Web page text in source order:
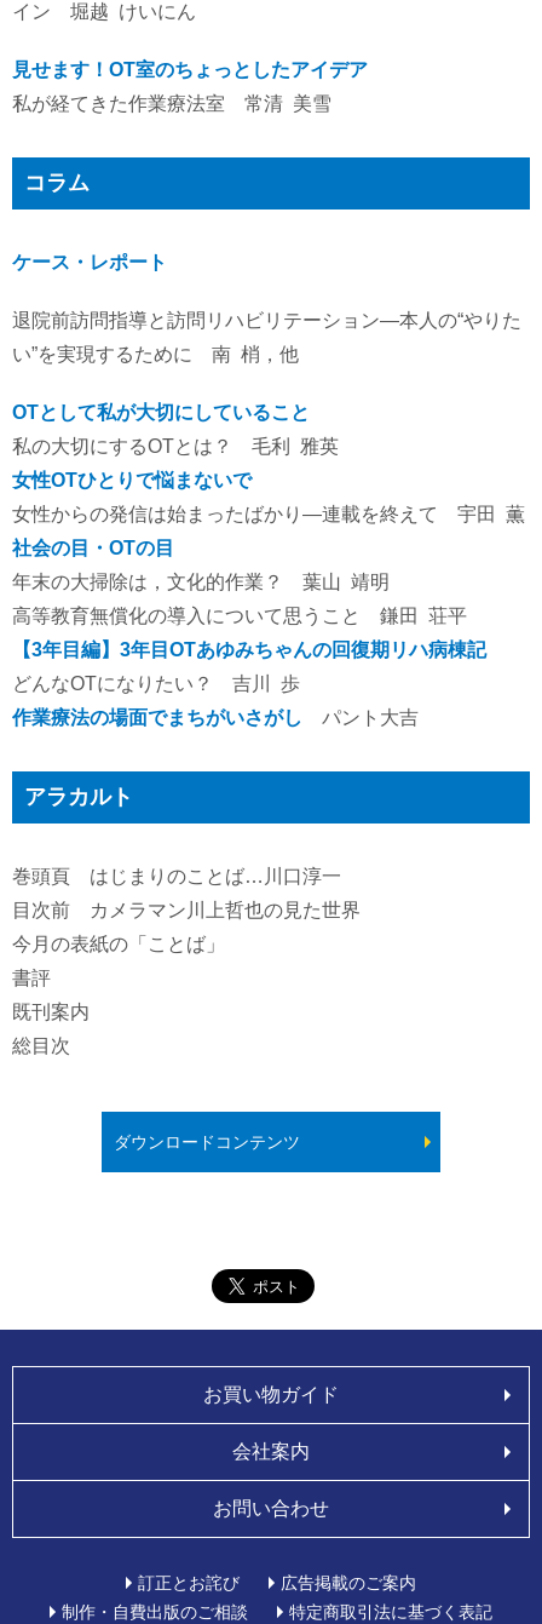
イン 堀越 けいにん
見せます！OT室のちょっとしたアイデア
私が経てきた作業療法室 常清 美雪
コラム
ケース・レポート
退院前訪問指導と訪問リハビリテーション―本人の“やりた
い”を実現するために 南 梢，他
OTとして私が大切にしていること
私の大切にするOTとは？ 毛利 雅英
女性OTひとりで悩まないで
女性からの発信は始まったばかり―連載を終えて 宇田 薫
社会の目・OTの目
年末の大掃除は，文化的作業？ 葉山 靖明
高等教育無償化の導入について思うこと 鎌田 荘平
【3年目編】3年目OTあゆみちゃんの回復期リハ病棟記
どんなOTになりたい？ 吉川 歩
作業療法の場面でまちがいさがし
パント大吉
アラカルト
巻頭頁 はじまりのことば…川口淳一
目次前 カメラマン川上哲也の見た世界
今月の表紙の「ことば」
書評
既刊案内
総目次
ダウンロードコンテンツ
お買い物ガイド
会社案内
お問い合わせ
訂正とお詫び
広告掲載のご案内
制作・自費出版のご相談
特定商取引法に基づく表記